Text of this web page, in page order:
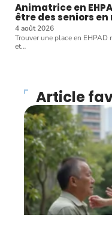
Animatrice en
être des seniors
4 août 2026
Trouver une place en
et…
Article